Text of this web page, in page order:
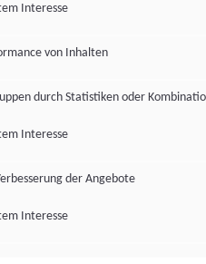
Interesse
von Inhalten
durch Statistiken oder
Interesse
der Angebote
Interesse